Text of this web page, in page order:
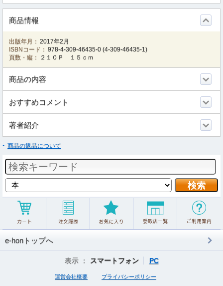
商品情報
出版年月： 2017年2月
ISBNコード： 978-4-309-46435-0 (4-309-46435-1)
頁数・縦：
２１０Ｐ １５ｃｍ
商品の内容
おすすめコメント
著者紹介
商品の返品について
e-honトップへ
表示 ： スマートフォン PC
運営会社概要 プライバシーポリシー